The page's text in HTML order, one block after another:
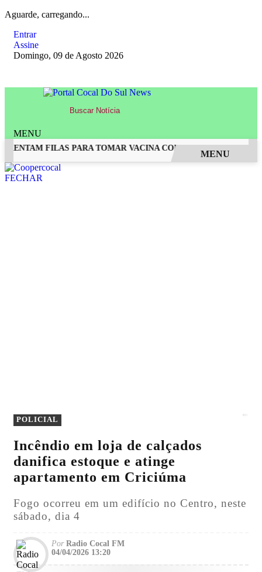
Aguarde, carregando...
Entrar
Assine
Domingo, 09 de Agosto 2026
MENU
FILAS PARA TOMAR VACINA CONTRA SARAMPO
EM ALTA
MENU
FECHAR
POLICIAL
Incêndio em loja de calçados
danifica estoque e atinge
apartamento em Criciúma
Fogo ocorreu em um edifício no Centro, neste
sábado, dia 4
PorRadio Cocal FM
04/04/2026 13:20